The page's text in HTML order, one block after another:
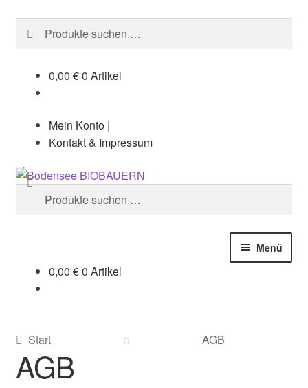
Suchen
nach:
Suchen
0,00 €0 Artikel
Mein Konto |
Kontakt & Impressum
Zur
Navigation
springen
Zum
Inhalt
springen
Suchen
Suchen
Menü
Datenschutzerklärung
0,00 €0 Artikel
Start AGB
AGB